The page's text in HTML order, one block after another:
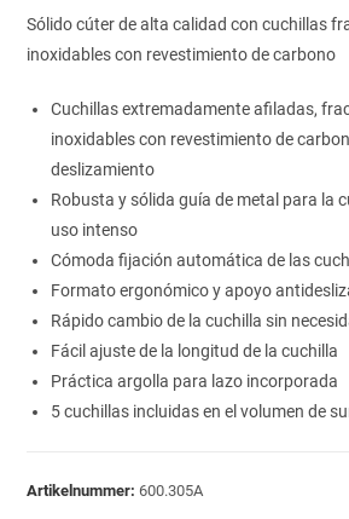
Sólido cúter de alta calidad con cuchillas
inoxidables con revestimiento de carbono
Cuchillas extremadamente afiladas,
inoxidables con revestimiento de
deslizamiento
Robusta y sólida guía de metal para la
uso intenso
Cómoda fijación automática de las
Formato ergonómico y apoyo
Rápido cambio de la cuchilla sin
Fácil ajuste de la longitud de la cuchilla
Práctica argolla para lazo incorporada
5 cuchillas incluidas en el volumen de
Artikelnummer:600.305A